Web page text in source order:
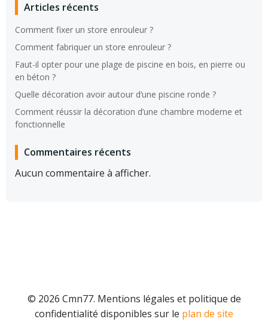
Articles récents
Comment fixer un store enrouleur ?
Comment fabriquer un store enrouleur ?
Faut-il opter pour une plage de piscine en bois, en pierre ou
en béton ?
Quelle décoration avoir autour d’une piscine ronde ?
Comment réussir la décoration d’une chambre moderne et
fonctionnelle
Commentaires récents
Aucun commentaire à afficher.
© 2026 Cmn77. Mentions légales et politique de
confidentialité disponibles sur le plan de site